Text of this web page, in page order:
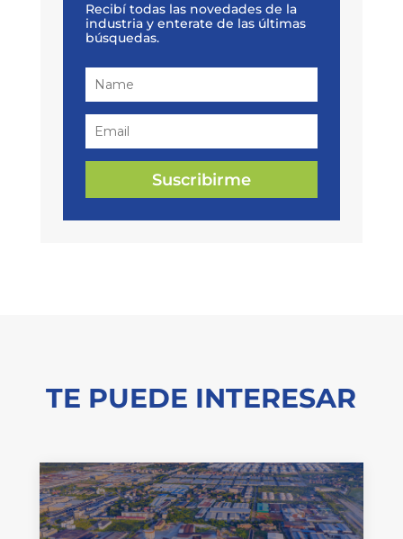
Recibí todas las novedades de la
industria y enterate de las últimas
búsquedas.
Suscribirme
TE PUEDE INTERESAR